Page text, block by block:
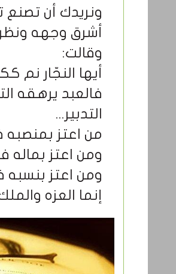
ونريدك أن تصنع
أشرق وجهه
وقالت:
أيها النجّار نم
فالعبد يرهقه
التدبير ...
من اعتز بمنصبه
ومن اعتز بماله
ومن اعتز بنسبه
إنما العزه